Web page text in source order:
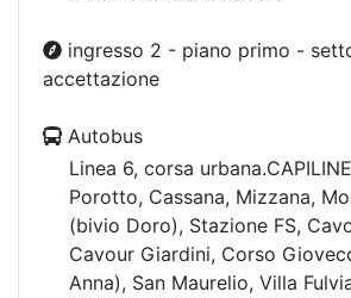
ingresso 2 - piano primo -
accettazione
Autobus
Linea 6, corsa
Porotto, Cassana, Mizzana,
(bivio Doro), Stazione FS,
Cavour Giardini, Corso
Anna), San Maurelio, Villa